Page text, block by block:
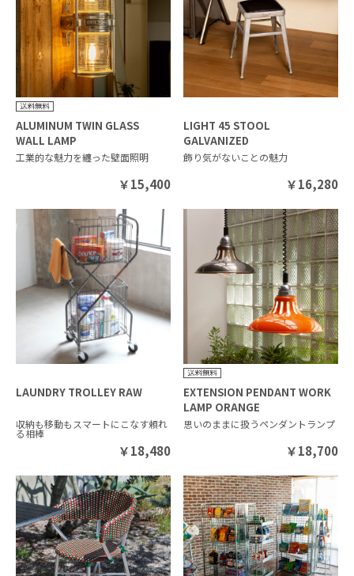
ALUMINUM TWIN GLASS
WALL LAMP
工業的な魅力を纏った壁面照明
￥15,400
LIGHT 45 STOOL
GALVANIZED
飾り気がないことの魅力
￥16,280
LAUNDRY TROLLEY RAW
収納も移動もスマートにこなす頼れ
る相棒
￥18,480
EXTENSION PENDANT WORK
LAMP ORANGE
思いのままに扱うペンダントランプ
￥18,700